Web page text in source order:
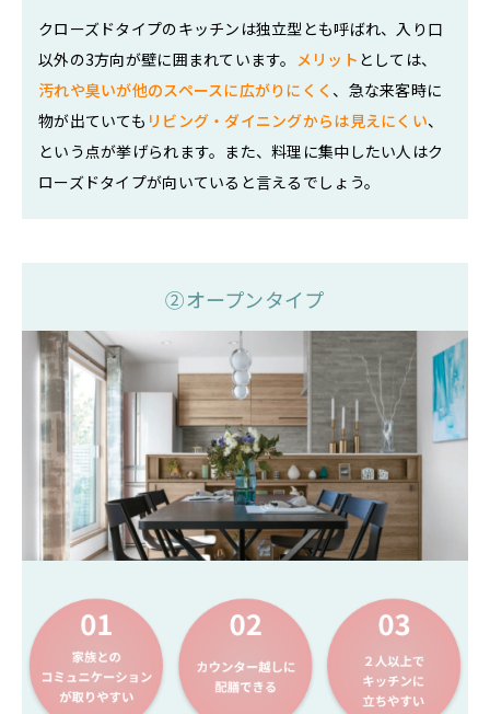
クローズドタイプのキッチンは独立型とも呼ばれ、入り口
以外の3方向が壁に囲まれています。 メリット としては、
汚れや臭いが他のスペースに広がりにくく 、急な来客時に
物が出ていても リビング・ダイニングからは見えにくい、
という点が挙げられます。また、料理に集中したい人はク
ローズドタイプが向いていると言えるでしょう。
②オープンタイプ